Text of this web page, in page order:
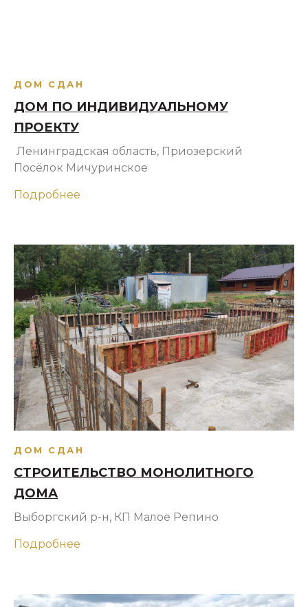
ДОМ СДАН
ДОМ ПО ИНДИВИДУАЛЬНОМУ
ПРОЕКТУ
Ленинградская область, Приозерский
Посёлок Мичуринское
Подробнее
ДОМ СДАН
СТРОИТЕЛЬСТВО МОНОЛИТНОГО
ДОМА
Выборгский р-н, КП Малое Репино
Подробнее